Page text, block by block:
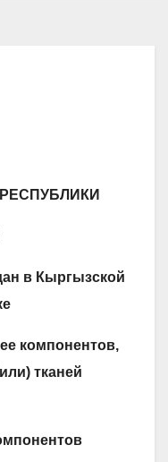
в Кыргызской
компонентов,
тканей